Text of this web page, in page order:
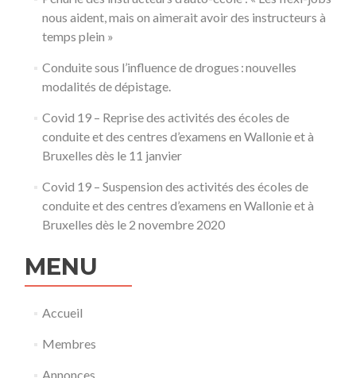
nous aident, mais on aimerait avoir des instructeurs à
temps plein »
Conduite sous l’influence de drogues : nouvelles
modalités de dépistage.
Covid 19 – Reprise des activités des écoles de
conduite et des centres d’examens en Wallonie et à
Bruxelles dès le 11 janvier
Covid 19 – Suspension des activités des écoles de
conduite et des centres d’examens en Wallonie et à
Bruxelles dès le 2 novembre 2020
MENU
Accueil
Membres
Annonces